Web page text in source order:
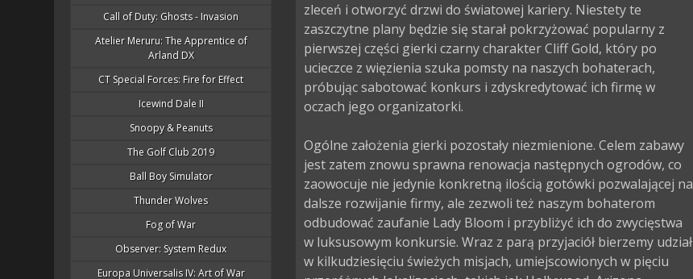
Call of Duty: Ghosts - Invasion
Atelier Meruru: The Apprentice of
Arland DX
CT Special Forces: Fire for Effect
Icewind Dale II
Snoopy & Peanuts
The Golf Club 2019
Ball Boy Simulator
Thunder Wolves
Fog of War
Observer: System Redux
Europa Universalis IV: Art of War
zleceń i otworzyć drzwi do światowej kariery. Niestety te
zaszczytne plany będzie się starał pokrzyżować popularny z
pierwszej części gierki czarny charakter Cliff Gold, który po
ucieczce z więzienia szuka pomsty na naszych bohaterach,
próbując sabotować konkurs i zdyskredytować ich firmę w
oczach jego organizatorki.
Ogólne założenia gierki pozostały niezmienione. Celem zabawy
jest zatem znowu sprawna renowacja następnych ogrodów, co
zaowocuje nie jedynie konkretną ilością gotówki pozwalającej na
dalsze rozwijanie firmy, ale zezwoli też naszym bohaterom
odbudować zaufanie Lady Bloom i przybliżyć ich do zwycięstwa
w luksusowym konkursie. Wraz z parą przyjaciół bierzemy udział
w kilkudziesięciu świeżych misjach, umiejscowionych w pięciu